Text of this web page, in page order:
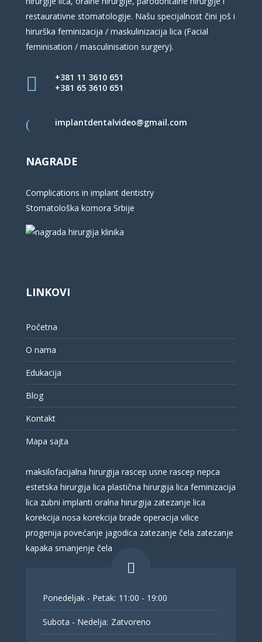
restaurativne stomatologije. Našu specijalnost čini još i
hirurška feminizacija / maskulinizacija lica (Facial
feminisation / masculinisation surgery).
+381 11 3610 651
+381 65 3610 651
implantdentalvideo@gmail.com
NAGRADE
Complications in implant dentistry
Stomatološka komora Srbije
LINKOVI
Početna
O nama
Edukacija
Blog
Kontakt
Mapa sajta
maksilofacijalna hirurgija rascep usne rascep nepca
estetska hirurgija lica plastična hirurgija lica feminizacija
lica zubni implanti oralna hirurgija zatezanje lica
korekcija nosa korekcija brade operacija vilice
progenija povećanje jagodica zatezanje čela zatezanje
kapaka smanjenje čela
Ponedeljak - Petak: 11:00 - 19:00
Subota - Nedelja: Zatvoreno